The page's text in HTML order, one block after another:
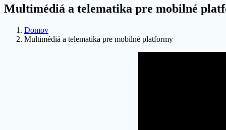
Multimédiá a telematika pre mobilné
Domov
Multimédiá a telematika pre mobilné platformy